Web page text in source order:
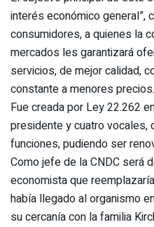
interés económico
consumidores, a quienes la
mercados les garantizará
servicios, de mejor calidad,
constante a menores precios.
Fue creada por Ley 22.262
presidente y cuatro vocales,
funciones, pudiendo ser
Como jefe de la CNDC será
economista que
había llegado al organismo
su cercanía con la familia